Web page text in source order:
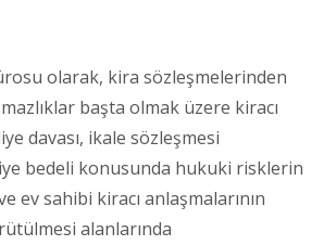
olarak, kira sözleşmelerinden
başta olmak üzere kiracı
davası, ikale sözleşmesi
bedeli konusunda hukuki risklerin
ev sahibi kiracı anlaşmalarının
alanlarında